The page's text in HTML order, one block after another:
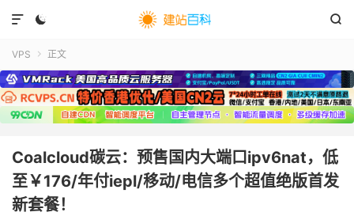
 

VPS  正文
Coalcloud碳云：预售国内大端口ipv6nat，低
至￥176/年付iepl/移动/电信多个超值绝版首发
新套餐！